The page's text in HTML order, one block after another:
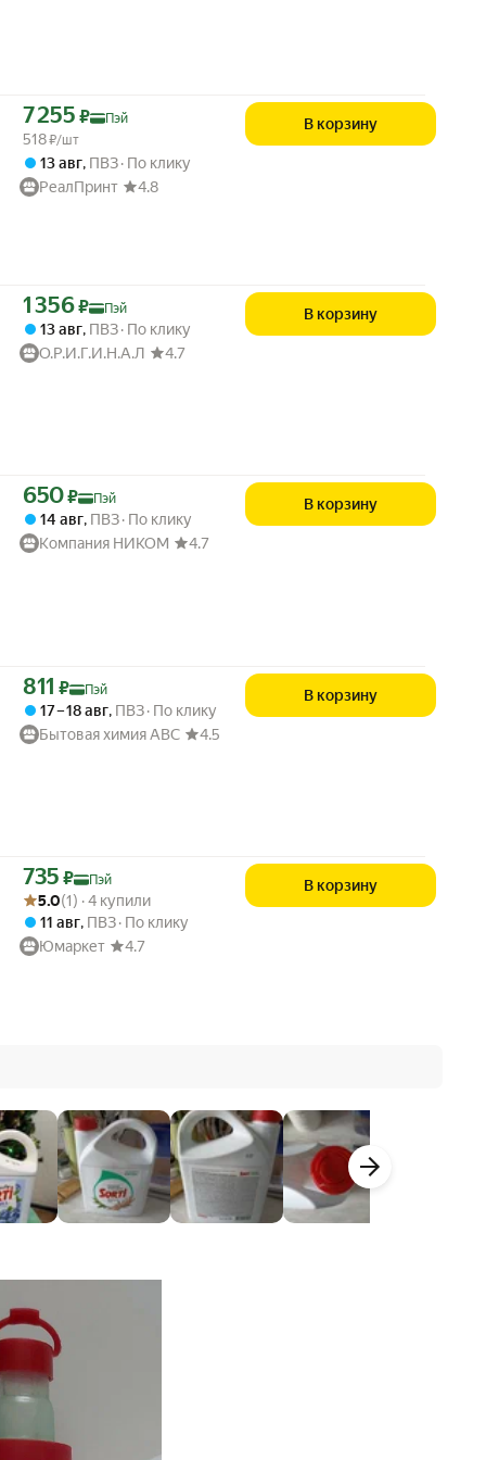
Цена с картой Яндекс Пэй 7255 ₽ вместо
7 255 ₽ Пэй
518₽/шт
13 авг, ПВЗ По клику
РеалПринт
4.8
В корзину
Цена с картой Яндекс Пэй 1356 ₽ вместо
1 356₽ Пэй
13 авг, ПВЗ По клику
О.Р.И.Г.И.Н.А.Л
4.7
В корзину
Цена с картой Яндекс Пэй 650 ₽ вместо
650₽ Пэй
14 авг, ПВЗ По клику
Компания НИКОМ
4.7
В корзину
Цена с картой Яндекс Пэй 811 ₽ вместо
811 ₽ Пэй
17 – 18 авг, ПВЗ По клику
Бытовая химия ABC
4.5
В корзину
Цена с картой Яндекс Пэй 735 ₽ вместо
735 ₽
Пэй
Рейтинг товара: 5.0 из 5
Оценок: (1) · 4 купили
5.0(1) · 4 купили
11 авг, ПВЗ По клику
Юмаркет
4.7
В корзину